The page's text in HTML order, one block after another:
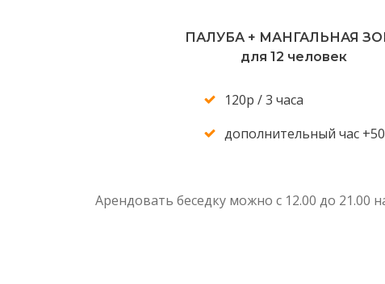
ПАЛУБА + МАНГАЛЬНАЯ
для 12 человек
120р / 3 часа
дополнительный час
Арендовать беседку можно с 12.00 до 21.00